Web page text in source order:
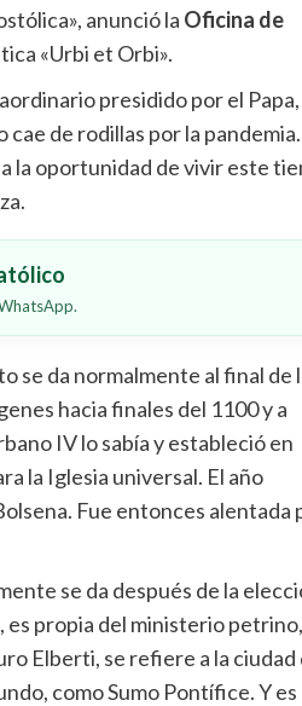
anunció la Oficina de
«Urbi et Orbi».
presidido por el Papa,
de rodillas por la
la oportunidad de vivir este
se da normalmente al final de
hacia finales del 1100 y a
IV lo sabía y estableció en
la Iglesia universal. El año
Fue entonces alentada
se da después de la
es propia del ministerio petrino,
Elberti, se refiere a la ciudad
como Sumo Pontífice. Y es